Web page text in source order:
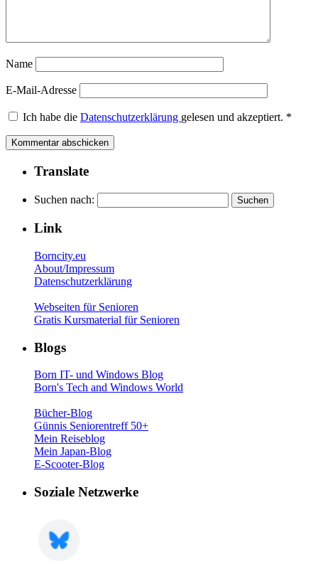
Name
E-Mail-Adresse
Ich habe die Datenschutzerklärung gelesen und akzeptiert. *
Translate
Suchen nach:
Link
Borncity.eu
About/Impressum
Datenschutzerklärung
Webseiten für Senioren
Gratis Kursmaterial für Senioren
Blogs
Born IT- und Windows Blog
Born's Tech and Windows World
Bücher-Blog
Günnis Seniorentreff 50+
Mein Reiseblog
Mein Japan-Blog
E-Scooter-Blog
Soziale Netzwerke